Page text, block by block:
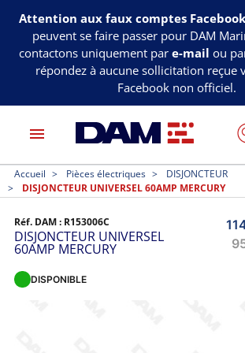
Attention aux faux comptes
peuvent se faire passer pour DAM
contactons uniquement par e-mail ou
répondez à aucune sollicitation reçue
Facebook non officiel.
menu
Accueil Pièces électriques
DISJONCTEUR
DISJONCTEUR UNIVERSEL 60AMP MERCURY
Réf. DAM : R153006C
DISJONCTEUR UNIVERSEL
60AMP MERCURY
DISPONIBLE